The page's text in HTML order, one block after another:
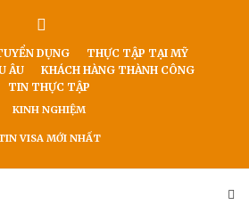
DỤNG
THỰC TẬP TẠI MỸ
ÂU
KHÁCH HÀNG THÀNH CÔNG
TIN THỰC TẬP
KINH NGHIỆM
VISA MỚI NHẤT